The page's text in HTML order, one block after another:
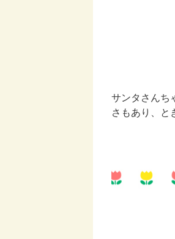
サンタさんち
さもあり、と